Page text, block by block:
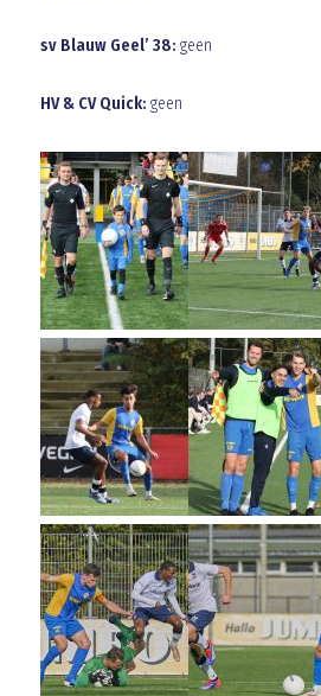
sv Blauw Geel’ 38: geen
HV & CV Quick: geen